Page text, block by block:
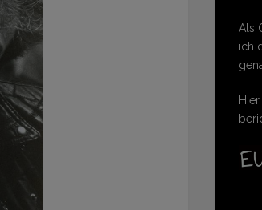
Als
ich